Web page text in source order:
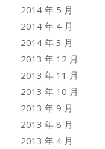
2014 年 5 月
2014 年 4 月
2014 年 3 月
2013 年 12 月
2013 年 11 月
2013 年 10 月
2013 年 9 月
2013 年 8 月
2013 年 4 月